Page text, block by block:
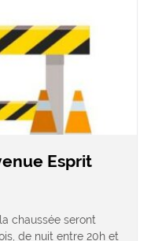
Esprit
chaussée seront
de nuit entre 20h et